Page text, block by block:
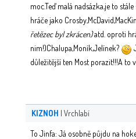
moc.Teď malá nadsázka,je to
hráče jako
řetězec byl zkrácen)atd. oproti
nim!)Chalupa,Moník,Jelínek?
důležitější ten Most porazit!!!A to
KIZNOH | Vrchlabí
To Jinfa: Já osobně půjdu na